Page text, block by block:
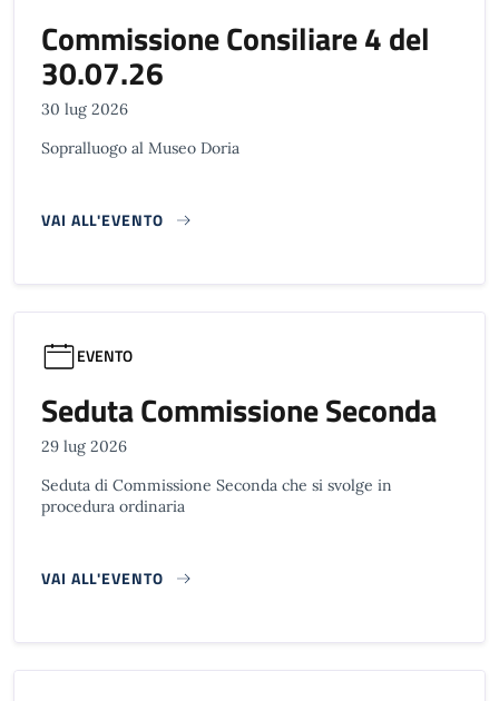
Commissione Consiliare 4 del
30.07.26
30 lug 2026
Sopralluogo al Museo Doria
VAI ALL'EVENTO
EVENTO
Seduta Commissione Seconda
29 lug 2026
Seduta di Commissione Seconda che si svolge in
procedura ordinaria
VAI ALL'EVENTO